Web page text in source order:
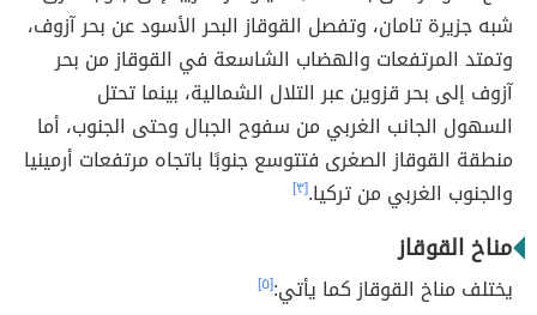
شبه جزيرة تامان، وتفصل القوقاز البحر الأسود عن بحر آزوف،
وتمتد المرتفعات والهضاب الشاسعة في القوقاز من بحر
آزوف إلى بحر قزوين عبر التلال الشمالية، بينما تحتل
السهول الجانب الغربي من سفوح الجبال وحتى الجنوب، أما
منطقة القوقاز الصغرى فتتوسع جنوبًا باتجاه مرتفعات أرمينيا
والجنوب الغربي من تركيا.[٣]
مناخ القوقاز
يختلف مناخ القوقاز كما يأتي:[٥]